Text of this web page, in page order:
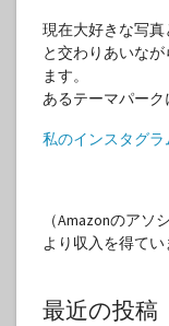
現在大好きな写
と交わりあいな
ます。
あるテーマパーク
私のインスタグラ
（Amazonのア
より収入を得てい
最近の投稿